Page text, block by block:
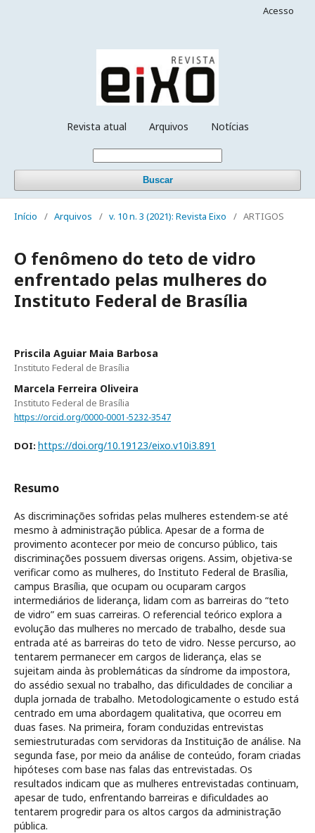
Revista atual Arquivos Notícias
Buscar
Acesso
Início / Arquivos / v. 10 n. 3 (2021): Revista Eixo / ARTIGOS
O fenômeno do teto de vidro
enfrentado pelas mulheres do
Instituto Federal de Brasília
Priscila Aguiar Maia Barbosa
Instituto Federal de Brasília
Marcela Ferreira Oliveira
Instituto Federal de Brasília
https://orcid.org/0000-0001-5232-3547
DOI: https://doi.org/10.19123/eixo.v10i3.891
Resumo
As discriminações sofridas pelas mulheres estendem-se até
mesmo à administração pública. Apesar de a forma de
provimento acontecer por meio de concurso público, tais
discriminações possuem diversas origens. Assim, objetiva-se
verificar como as mulheres, do Instituto Federal de Brasília,
campus Brasília, que ocupam ou ocuparam cargos
intermediários de liderança, lidam com as barreiras do “teto
de vidro” em suas carreiras. O referencial teórico explora a
evolução das mulheres no mercado de trabalho, desde sua
entrada até as barreiras do teto de vidro. Nesse percurso, ao
tentarem permanecer em cargos de liderança, elas se
sujeitam ainda às problemáticas da síndrome da impostora,
do assédio sexual no trabalho, das dificuldades de conciliar a
dupla jornada de trabalho. Metodologicamente o estudo está
centrado em uma abordagem qualitativa, que ocorreu em
duas fases. Na primeira, foram conduzidas entrevistas
semiestruturadas com servidoras da Instituição de análise. Na
segunda fase, por meio da análise de conteúdo, foram criadas
hipóteses com base nas falas das entrevistadas. Os
resultados indicam que as mulheres entrevistadas continuam,
apesar de tudo, enfrentando barreiras e dificuldades ao
tentarem progredir para os altos cargos da administração
pública.